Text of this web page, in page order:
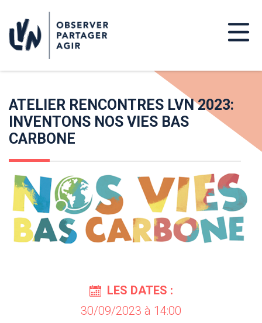
ATELIER RENCONTRES LVN 2023:
INVENTONS NOS VIES BAS
CARBONE
LES DATES :
30/09/2023 à 14:00